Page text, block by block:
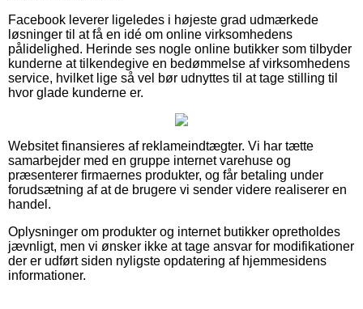
Facebook leverer ligeledes i højeste grad udmærkede
løsninger til at få en idé om online virksomhedens
pålidelighed. Herinde ses nogle online butikker som tilbyder
kunderne at tilkendegive en bedømmelse af virksomhedens
service, hvilket lige så vel bør udnyttes til at tage stilling til
hvor glade kunderne er.
Websitet finansieres af reklameindtægter. Vi har tætte
samarbejder med en gruppe internet varehuse og
præsenterer firmaernes produkter, og får betaling under
forudsætning af at de brugere vi sender videre realiserer en
handel.
Oplysninger om produkter og internet butikker opretholdes
jævnligt, men vi ønsker ikke at tage ansvar for modifikationer
der er udført siden nyligste opdatering af hjemmesidens
informationer.